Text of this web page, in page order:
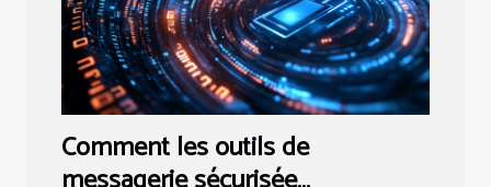
Comment les outils de